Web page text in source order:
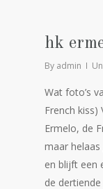
hk
By admin
Wat foto’s
French
Ermelo, de
maar
en blijft een
de